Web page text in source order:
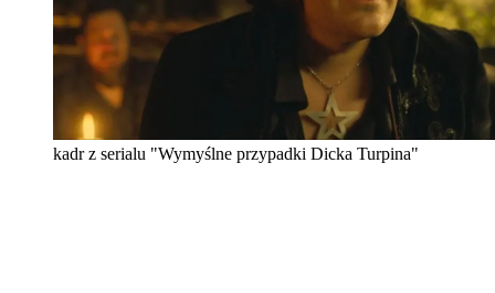
kadr z serialu "Wymyślne przypadki Dicka Turpina"